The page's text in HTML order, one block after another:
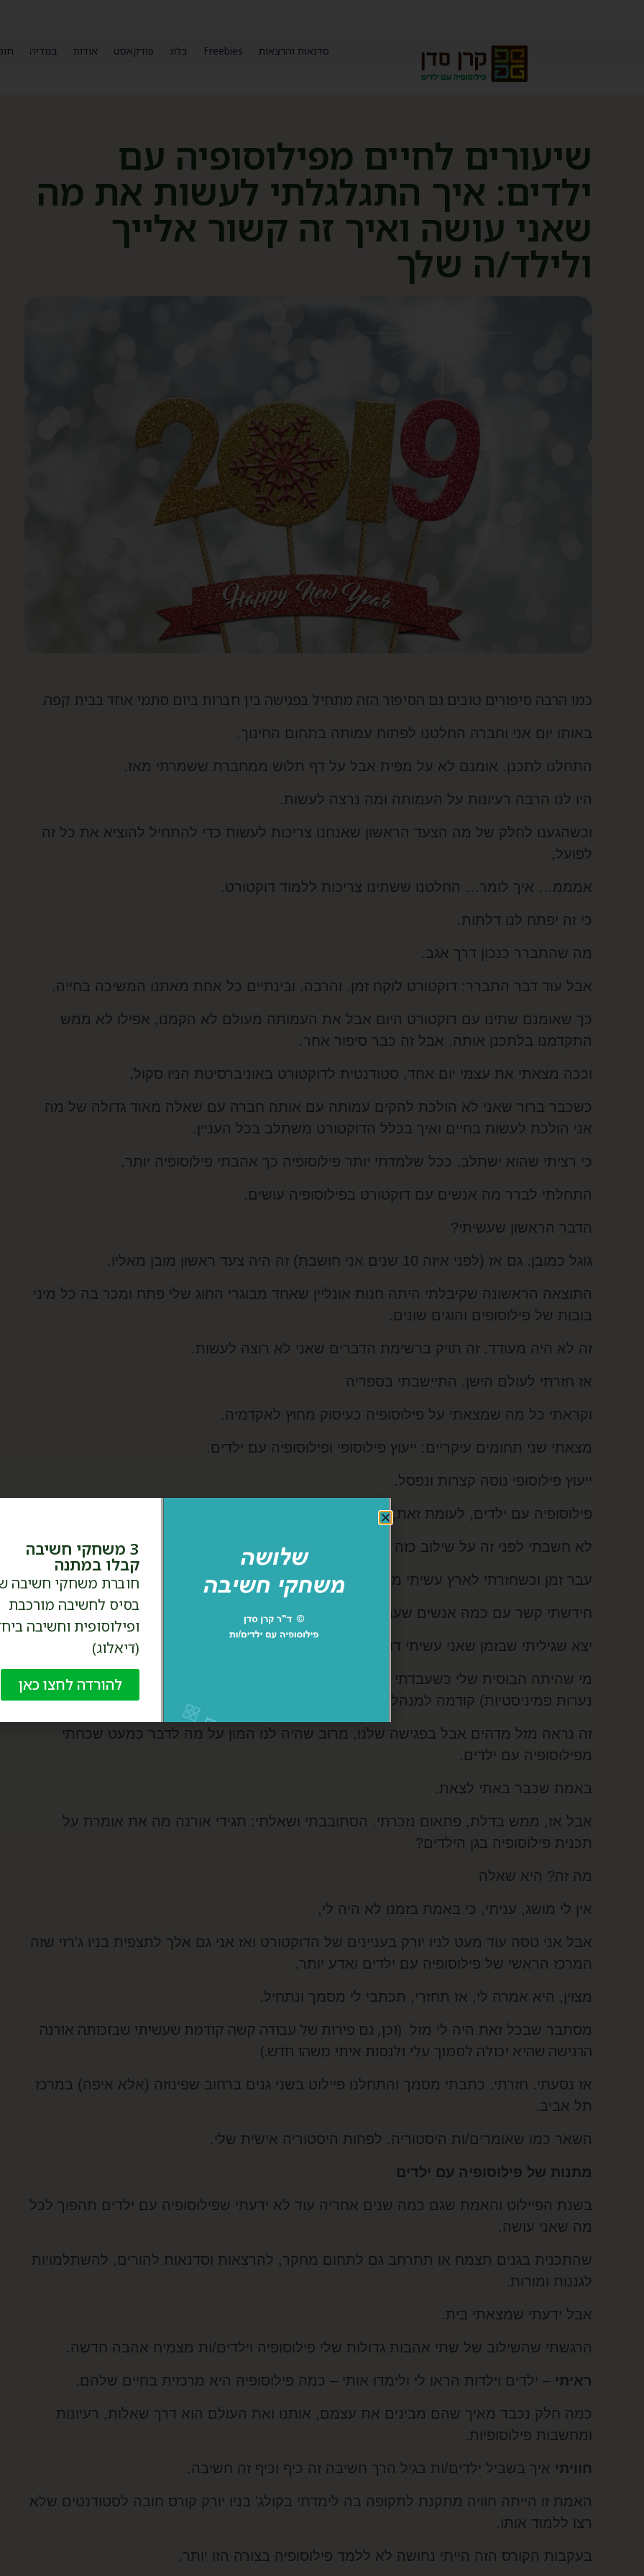
סדנאות והרצאות Freebies בלוג פודקאסט אודות במדיה
שיעורים לחיים מפילוסופיה עם
ילדים: איך התגלגלתי לעשות את מה
שאני עושה ואיך זה קשור אלייך
ולילד/ה שלך
כמו הרבה סיפורים טובים גם הסיפור הזה מתחיל בפגישה בין חברות ביום סתמי אחד בבית קפה.
באותו יום אני וחברה החלטנו לפתוח עמותה בתחום החינוך.
התחלנו לתכנן. אומנם לא על מפית אבל על דף תלוש ממחברת ששמרתי מאז.
היו לנו הרבה רעיונות על העמותה ומה נרצה לעשות.
וכשהגענו לחלק של מה הצעד הראשון שאנחנו צריכות לעשות כדי להתחיל להוציא את כל זה
לפועל,
אמממ… איך לומר… החלטנו ששתינו צריכות ללמוד דוקטורט.
כי זה יפתח לנו דלתות.
מה שהתברר כנכון דרך אגב.
אבל עוד דבר התברר: דוקטורט לוקח זמן. והרבה. ובינתיים כל אחת מאתנו המשיכה בחייה.
כך שאומנם שתינו עם דוקטורט היום אבל את העמותה מעולם לא הקמנו, אפילו לא ממש
התקדמנו בלתכנן אותה. אבל זה כבר סיפור אחר.
וככה מצאתי את עצמי יום אחד, סטודנטית לדוקטורט באוניברסיטת הניו סקול,
כשכבר ברור שאני לא הולכת להקים עמותה עם אותה חברה עם שאלה מאוד גדולה של מה
אני הולכת לעשות בחיים ואיך בכלל הדוקטורט משתלב בכל העניין.
כי רציתי שהוא ישתלב. ככל שלמדתי יותר פילוסופיה כך אהבתי פילוסופיה יותר.
התחלתי לברר מה אנשים עם דוקטורט בפילוסופיה עושים.
הדבר הראשון שעשיתי?
גוגל כמובן. גם אז (לפני איזה 10 שנים אני חושבת) זה היה צעד ראשון מובן מאליו.
התוצאה הראשונה שקיבלתי היתה חנות אונליין שאחד מבוגרי החוג שלי פתח ומכר בה כל מיני
בובות של פילוסופים והוגים שונים.
זה לא היה מעודד. זה תויק ברשימת הדברים שאני לא רוצה לעשות.
אז חזרתי לעולם הישן. התיישבתי בספריה
וקראתי כל מה שמצאתי על פילוסופיה כעיסוק מחוץ לאקדמיה.
מצאתי שני תחומים עיקריים: ייעוץ פילוסופי ופילוסופיה עם ילדים.
ייעוץ פילוסופי נוסה קצרות ונפסל.
פילוסופיה עם ילדים, לעומת זאת, סומן ככיוון.
לא חשבתי לפני זה על שילוב כזה של שתי אהבות גדולות שלי: ילדים/ות ופילוסופיה.
עבר זמן וכשחזרתי לארץ עשיתי משהו מאוד לא אופייני לי לזמנו:
חידשתי קשר עם כמה אנשים שעבדתי איתם בארץ לפני שנסעתי והיו יקרים לליבי.
יצא שגיליתי שבזמן שאני עשיתי דוקטורט,
מי שהיתה הבוסית שלי כשעבדתי במנהיגות הנוער של עיריית תל אביב-יפו (הדרכתי קבוצת
נערות פמיניסטיות) קודמה למנהלת מחלקת הגיל הרך בעירייה.
זה נראה מזל מדהים אבל בפגישה שלנו, מרוב שהיה לנו המון על מה לדבר כמעט שכחתי
מפילוסופיה עם ילדים.
באמת שכבר באתי לצאת.
אבל אז, ממש בדלת, פתאום נזכרתי. הסתובבתי ושאלתי: תגידי אורנה מה את אומרת על
תכנית פילוסופיה בגן הילדים?
מה זה? היא שאלה
אין לי מושג, עניתי, כי באמת בזמנו לא היה לי,
אבל אני טסה עוד מעט לניו יורק בעניינים של הדוקטורט ואז אני גם אלך לתצפית בניו ג'רזי שזה
המרכז הראשי של פילוסופיה עם ילדים ואדע יותר.
מצוין, היא אמרה לי, אז תחזרי, תכתבי לי מסמך ונתחיל.
מסתבר שבכל זאת היה לי מזל (וכן, גם פירות של עבודה קשה קודמת שעשיתי שבזכותה אורנה
הרגישה שהיא יכולה לסמוך עלי ולנסות איתי משהו חדש.)
אז נסעתי. חזרתי. כתבתי מסמך והתחלנו פיילוט בשני גנים ברחוב שפינוזה (אלא איפה) במרכז
תל אביב.
השאר כמו שאומרים/ות היסטוריה. לפחות היסטוריה אישית שלי.
מתנות של פילוסופיה עם ילדים
בשנת הפיילוט והאמת שגם כמה שנים אחריה עוד לא ידעתי שפילוסופיה עם ילדים תהפוך לכל
מה שאני עושה.
שהתכנית בגנים תצמח או תתרחב גם לתחום מחקר, להרצאות וסדנאות להורים, להשתלמויות
לגננות ומורות.
אבל ידעתי שמצאתי בית.
הרגשתי שהשילוב של שתי אהבות גדולות שלי פילוסופיה וילדים/ות מצמיח אהבה חדשה.
ראיתי – ילדים וילדות הראו לי ולימדו אותי – כמה פילוסופיה היא מרכזית בחיים שלהם.
כמה חלק נכבד מאיך שהם מבינים את עצמם, אותנו ואת העולם הוא דרך שאלות, רעיונות
ומחשבות פילוסופיות.
חוויתי איך בשביל ילדים/ות בגיל הרך חשיבה זה כיף וכיף זה חשיבה.
האמת זו הייתה חוויה מתקנת לתקופה בה לימדתי בקולג' בניו יורק קורס חובה לסטודנטים שלא
רצו ללמוד אותו.
בעקבות הקורס הזה הייתי נחושה לא ללמד פילוסופיה בצורה הזו יותר.
3 משחקי חשיבה
קבלו במתנה
חוברת משחקי חשיבה
בסיס לחשיבה מורכבת
ופילוסופית וחשיבה
(דיאלוג)
להורדה לחצו כאן